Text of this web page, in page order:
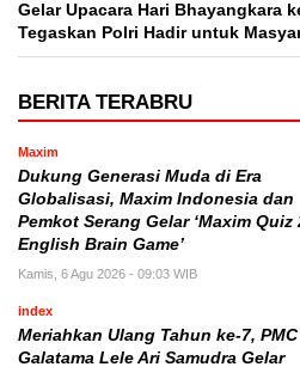
Gelar Upacara Hari Bhayangkara
Tegaskan Polri Hadir untuk
BERITA TERABRU
Maxim
Dukung Generasi Muda di Era
Globalisasi, Maxim Indonesia dan
Pemkot Serang Gelar ‘Maxim Quiz
English Brain Game’
Kamis, 6 Agu 2026 - 09:03 WIB
index
Meriahkan Ulang Tahun ke-7, PMC
Galatama Lele Ari Samudra Gelar